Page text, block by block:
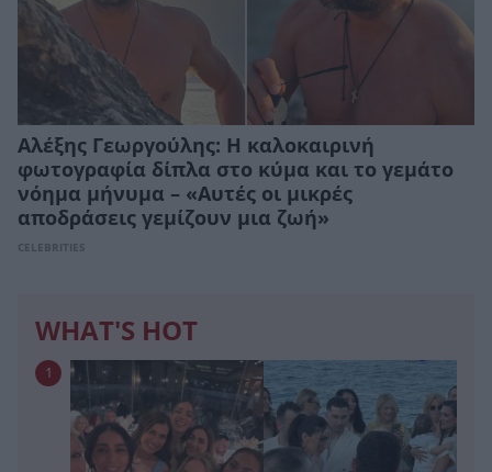
Αλέξης Γεωργούλης: Η καλοκαιρινή
φωτογραφία δίπλα στο κύμα και το γεμάτο
νόημα μήνυμα – «Αυτές οι μικρές
αποδράσεις γεμίζουν μια ζωή»
CELEBRITIES
WHAT'S HOT
1